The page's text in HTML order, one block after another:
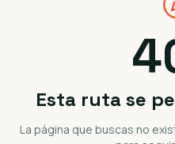
Esta ruta se
La página que buscas no